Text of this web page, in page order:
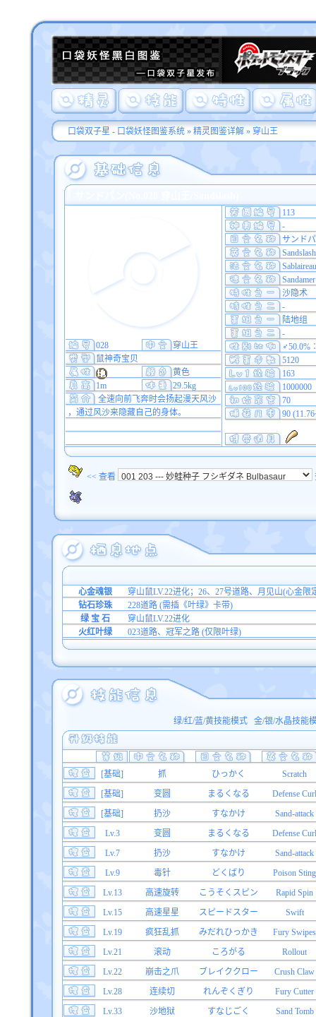
口袋双子星 - 口袋妖怪图鉴系统» 精灵图鉴详解» 穿山王
113
-
サンド
Sandslash
Sablaireau
Sandamer
沙隐术
-
陆地组
-
5120
163
1000000
70
90
028
穿山王
鼠神奇宝贝
黄色
1m
29.5kg
全速向前飞奔时会扬起漫天风沙
，通过风沙来隐藏自己的身体。
<< 查看
心金魂银
穿山鼠LV.22进化；26、27号道路、月见山(心金限
钻石珍珠
228道路 (需插《叶绿》卡带)
绿 宝 石
穿山鼠LV.22进化
火红叶绿
023道路、冠军之路 (仅限叶绿)
绿/红/蓝/黄技能模式 金/银/水晶技能
[基础] 抓 ひっかく
Scratch
[基础]
变圆 まるくなる
Defense Curl
[基础]
扔沙 すなかけ
Sand-attack
Lv.3
变圆 まるくなる
Defense Curl
Lv.7
扔沙 すなかけ
Sand-attack
Lv.9
毒针 どくばり
Poison Sting
Lv.13
高速旋转 こうそくスピン
Rapid Spin
Lv.15
高速星星 スピードスター
Swift
Lv.19
疯狂乱抓 みだれひっかき
Fury Swipes
Lv.21
滚动 ころがる
Rollout
Lv.22
崩击之爪 ブレイククロー
Crush Claw
Lv.28
连续切 れんぞくぎり
Fury Cutter
Lv.33
沙地狱 すなじごく
Sand Tomb